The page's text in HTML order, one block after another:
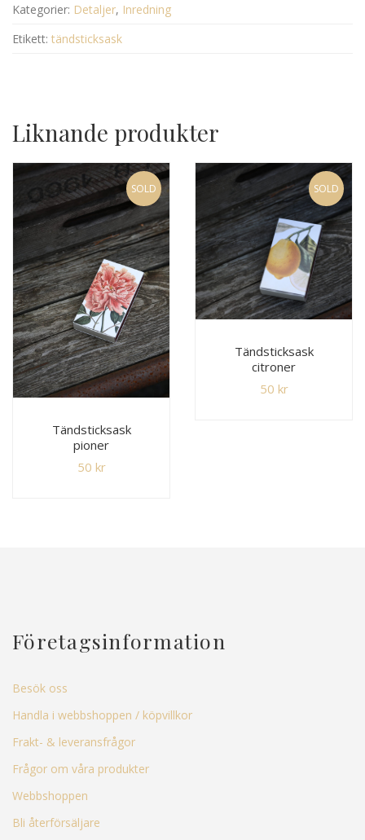
Kategorier: Detaljer, Inredning
Etikett: tändsticksask
Liknande produkter
SOLD
Tändsticksask
pioner
50 kr
SOLD
Tändsticksask
citroner
50 kr
Företagsinformation
Besök oss
Handla i webbshoppen / köpvillkor
Frakt- & leveransfrågor
Frågor om våra produkter
Webbshoppen
Bli återförsäljare